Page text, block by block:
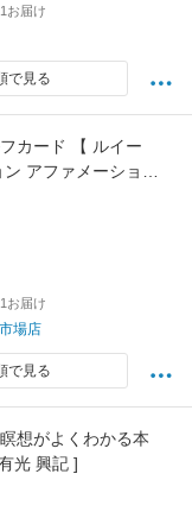
お届け
で見る
カード 【 ルイー
アファメーション
ア 】
お届け
場店
で見る
想がよくわかる本
光 興記 ]